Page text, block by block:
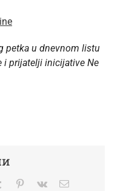
petka u dnevnom listu
i prijatelji inicijative Ne
Tumblr Pinterest
Vk Email